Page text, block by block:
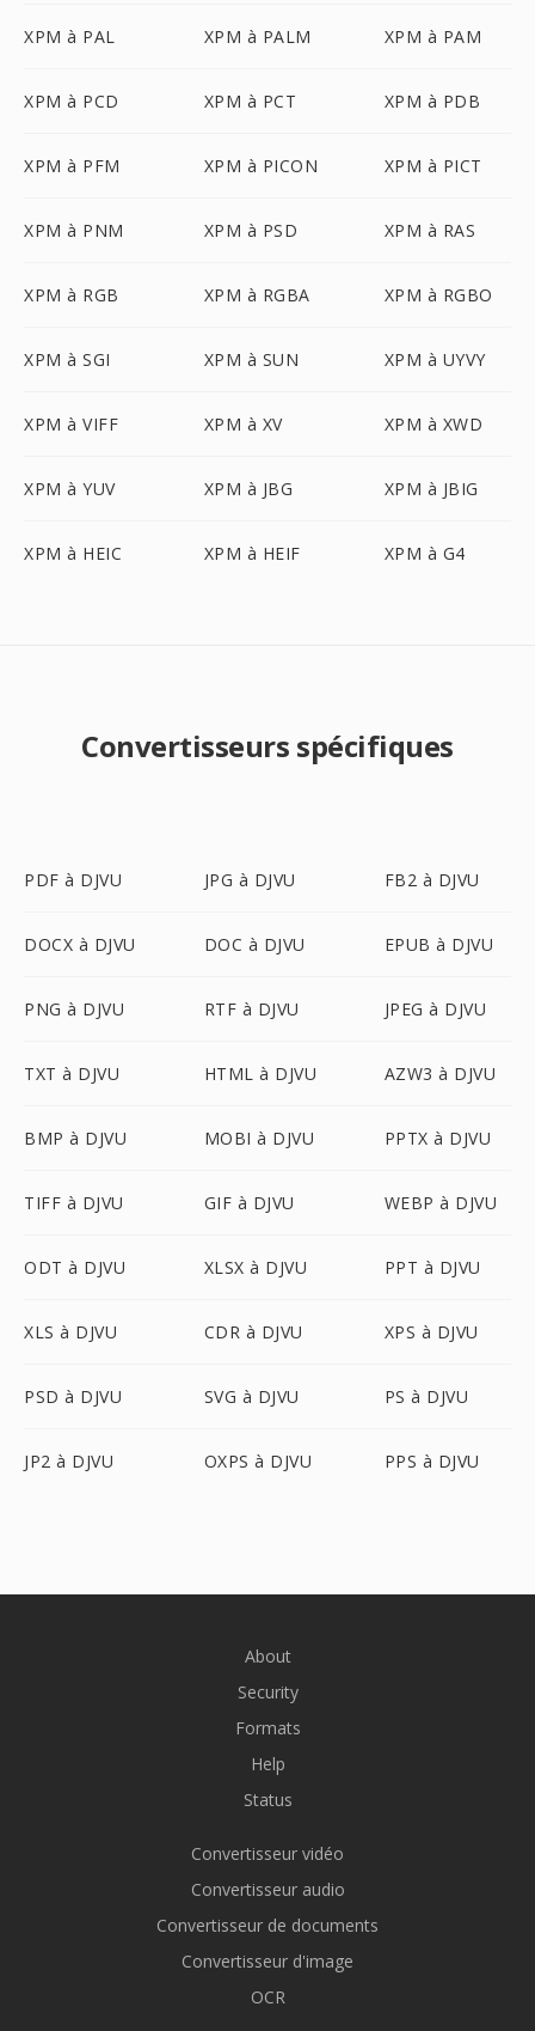
XPM à PAL XPM à PALM XPM à PAM
XPM à PCD XPM à PCT XPM à PDB
XPM à PFM XPM à PICON XPM à PICT
XPM à PNM XPM à PSD XPM à RAS
XPM à RGB XPM à RGBA XPM à RGBO
XPM à SGI XPM à SUN XPM à UYVY
XPM à VIFF XPM à XV XPM à XWD
XPM à YUV XPM à JBG XPM à JBIG
XPM à HEIC XPM à HEIF XPM à G4
Convertisseurs spécifiques
PDF à DJVU JPG à DJVU FB2 à DJVU
DOCX à DJVU DOC à DJVU EPUB à DJVU
PNG à DJVU RTF à DJVU JPEG à DJVU
TXT à DJVU HTML à DJVU AZW3 à DJVU
BMP à DJVU MOBI à DJVU PPTX à DJVU
TIFF à DJVU GIF à DJVU WEBP à DJVU
ODT à DJVU XLSX à DJVU PPT à DJVU
XLS à DJVU CDR à DJVU XPS à DJVU
PSD à DJVU SVG à DJVU PS à DJVU
JP2 à DJVU OXPS à DJVU PPS à DJVU
About
Security
Formats
Help
Status
Convertisseur vidéo
Convertisseur audio
Convertisseur de documents
Convertisseur d'image
OCR